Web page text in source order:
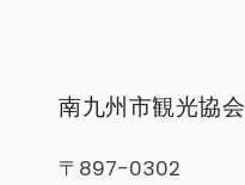
南九州市観光協会
〒897-0302